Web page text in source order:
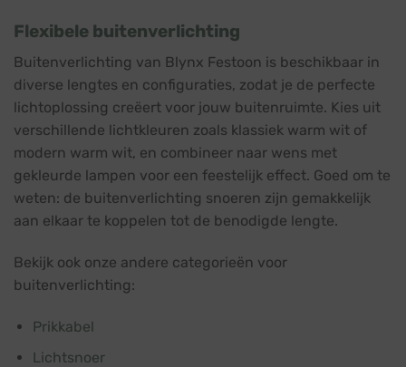
Flexibele buitenverlichting
Buitenverlichting van Blynx Festoon is beschikbaar in
diverse lengtes en configuraties, zodat je de perfecte
lichtoplossing creëert voor jouw buitenruimte. Kies uit
verschillende lichtkleuren zoals klassiek warm wit of
modern warm wit, en combineer naar wens met
gekleurde lampen voor een feestelijk effect. Goed om te
weten: de buitenverlichting snoeren zijn gemakkelijk
aan elkaar te koppelen tot de benodigde lengte.
Bekijk ook onze andere categorieën voor
buitenverlichting:
Prikkabel
Lichtsnoer